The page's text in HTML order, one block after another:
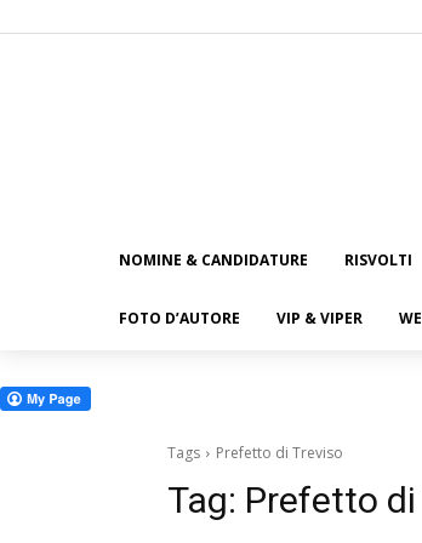
NOMINE & CANDIDATURE RISVOLTI
FOTO D’AUTORE VIP & VIPER
Tags Prefetto di Treviso
Tag: Prefetto